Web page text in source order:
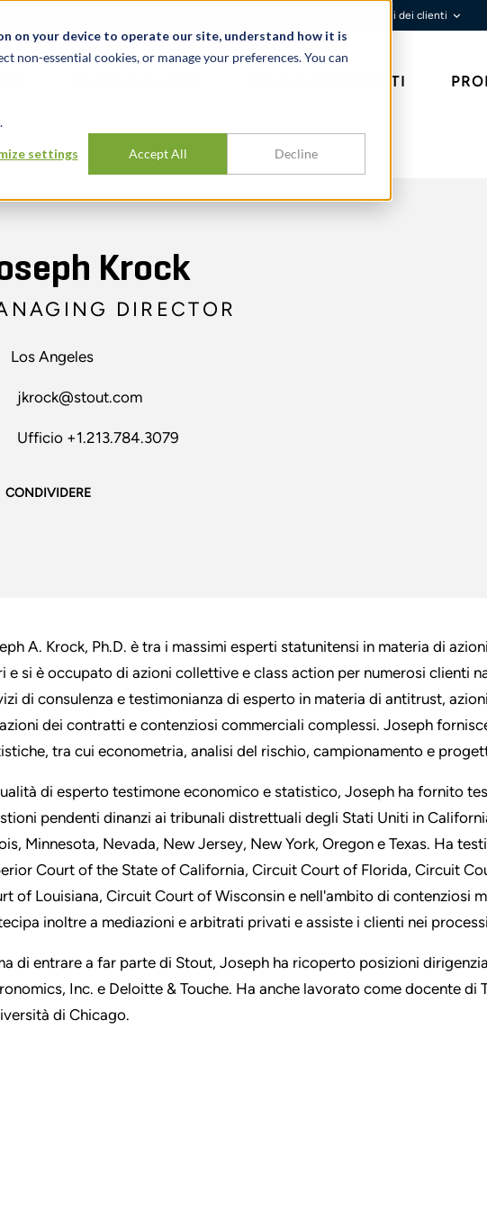
on your device to operate our site, understand how it is
non-essential cookies, or manage your preferences. You can
settings Accept All Decline
Portali dei clienti
APPROFONDIMENTI
Krock
DIRECTOR
Los Angeles
jkrock@stout.com
Ufficio +1.213.784.3079
CONDIVIDERE
A. Krock, Ph.D. è tra i massimi esperti statunitensi in materia di
e si è occupato di azioni collettive e class action per numerosi clienti
di consulenza e testimonianza di esperto in materia di antitrust,
dei contratti e contenziosi commerciali complessi. Joseph
tra cui econometria, analisi del rischio, campionamento e
di esperto testimone economico e statistico, Joseph ha fornito
pendenti dinanzi ai tribunali distrettuali degli Stati Uniti in
Minnesota, Nevada, New Jersey, New York, Oregon e Texas. Ha
Court of the State of California, Circuit Court of Florida, Circuit
of Louisiana, Circuit Court of Wisconsin e nell'ambito di contenziosi
inoltre a mediazioni e arbitrati privati e assiste i clienti nei
di entrare a far parte di Stout, Joseph ha ricoperto posizioni
Inc. e Deloitte & Touche. Ha anche lavorato come docente di
di Chicago.